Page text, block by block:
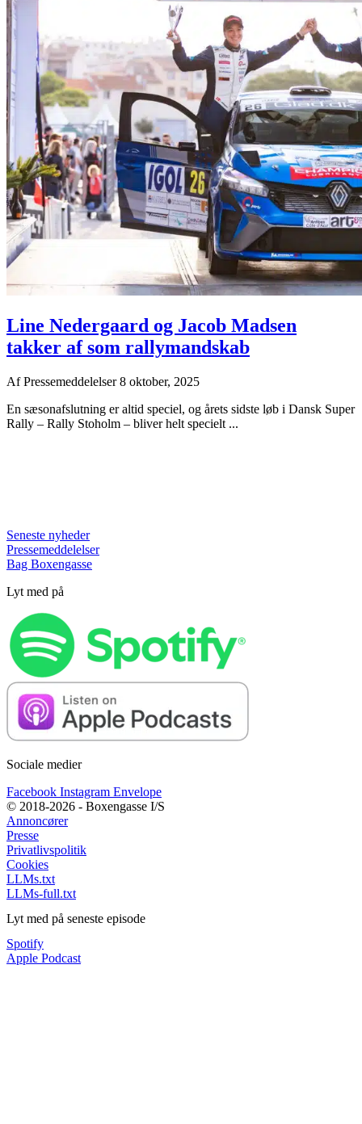
Line Nedergaard og Jacob Madsen
takker af som rallymandskab
AfPressemeddelelser8 oktober, 2025
En sæsonafslutning er altid speciel, og årets sidste løb i Dansk Super
Rally – Rally Stoholm – bliver helt specielt ...
Seneste nyheder
Pressemeddelelser
Bag Boxengasse
Lyt med på
Sociale medier
Facebook Instagram Envelope
© 2018-2026 - Boxengasse I/S
Annoncører
Presse
Privatlivspolitik
Cookies
LLMs.txt
LLMs-full.txt
Lyt med på seneste episode
Spotify
Apple Podcast